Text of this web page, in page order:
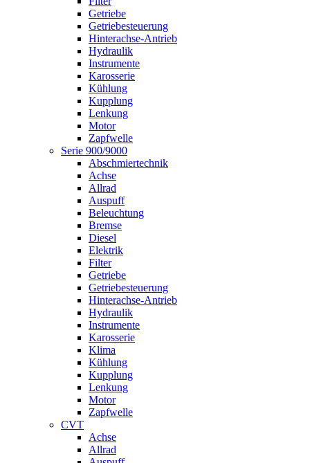
Getriebe
Getriebesteuerung
Hinterachse-Antrieb
Hydraulik
Instrumente
Karosserie
Kühlung
Kupplung
Lenkung
Motor
Zapfwelle
Serie 900/9000
Abschmiertechnik
Achse
Allrad
Auspuff
Beleuchtung
Bremse
Diesel
Elektrik
Filter
Getriebe
Getriebesteuerung
Hinterachse-Antrieb
Hydraulik
Instrumente
Karosserie
Klima
Kühlung
Kupplung
Lenkung
Motor
Zapfwelle
CVT
Achse
Allrad